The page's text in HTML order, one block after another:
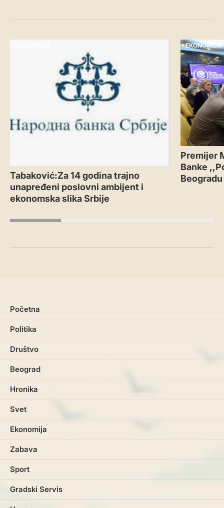
Tabaković:Za 14 godina trajno
unapređeni poslovni ambijent i
ekonomska slika Srbije
EKONOMIJA
Premijer
Banke
Beogradu
Početna
Politika
Društvo
Beograd
Hronika
Svet
Ekonomija
Zabava
Sport
Gradski Servis